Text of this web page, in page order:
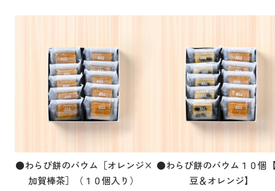
●わらび餅のバウム［オレンジ×
加賀棒茶］（１０個入り）
●わらび餅のバウム１０個
豆＆オレンジ】